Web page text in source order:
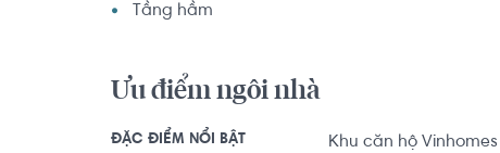
Tầng hầm
Ưu điểm ngôi nhà
ĐẶC ĐIỂM NỔI BẬT
Khu căn hộ